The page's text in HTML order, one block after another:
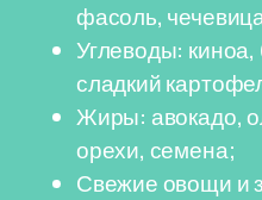
фасоль,
Углеводы: киноа,
сладкий
Жиры: авокадо,
орехи, семена;
Свежие овощи и